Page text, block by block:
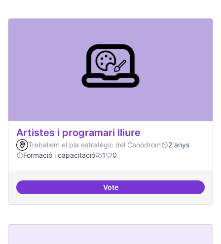
Artistes i programari lliure
Treballem el pla estratègic del Canòdrom
2 anys
Formació i capacitació
1 0
VoteArtistes i programari lliure